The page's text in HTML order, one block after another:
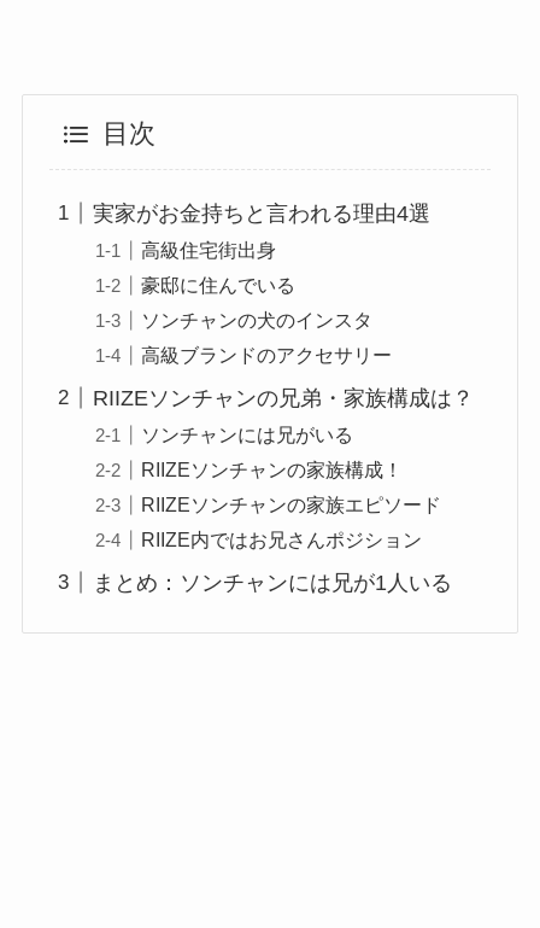
目次
実家がお金持ちと言われる理由4選
高級住宅街出身
豪邸に住んでいる
ソンチャンの犬のインスタ
高級ブランドのアクセサリー
RIIZEソンチャンの兄弟・家族構成は？
ソンチャンには兄がいる
RIIZEソンチャンの家族構成！
RIIZEソンチャンの家族エピソード
RIIZE内ではお兄さんポジション
まとめ：ソンチャンには兄が1人いる